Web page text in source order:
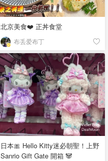
北京美食❤️ 正丼食堂
布丢爱布丁
日本🎀 Hello Kitty迷必朝聖！上野
Sanrio Gift Gate 開箱 🐼